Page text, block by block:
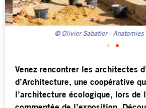
© Olivier Sabatier - Anatomies
Venez rencontrer les architectes
d’Architecture, une coopérative
l’architecture écologique, lors de